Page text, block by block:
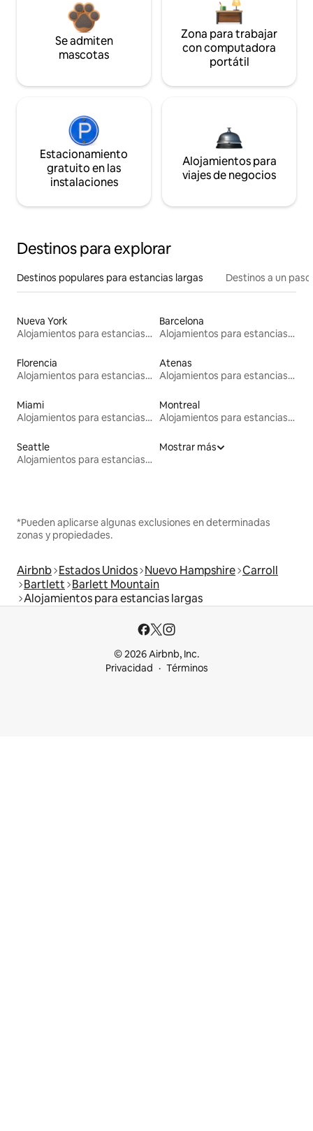
Se admiten
mascotas
Zona para trabajar
con computadora
portátil
Estacionamiento
gratuito en las
instalaciones
Alojamientos para
viajes de negocios
Destinos para explorar
Destinos populares para estancias largas Destinos a un
Nueva York
Alojamientos para estancias largas
Barcelona
Alojamientos para estancias largas
Florencia
Alojamientos para estancias largas
Atenas
Alojamientos para estancias largas
Miami
Alojamientos para estancias largas
Montreal
Alojamientos para estancias largas
Seattle
Alojamientos para estancias largas
Mostrar más
*Pueden aplicarse algunas exclusiones en determinadas
zonas y propiedades.
Airbnb Estados Unidos Nuevo Hampshire Carroll
Bartlett Barlett Mountain
Alojamientos para estancias largas
© 2026 Airbnb, Inc.
Privacidad
Términos